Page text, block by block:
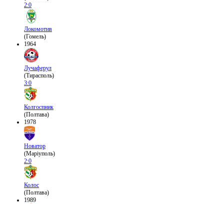
2:0
Локомотив
(Гомель)
1964
Лучаферул
(Тирасполь)
3:0
Колгоспник
(Полтава)
1978
Новатор
(Маріуполь)
2:0
Колос
(Полтава)
1989